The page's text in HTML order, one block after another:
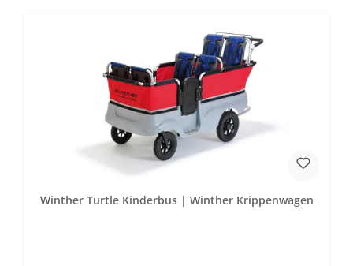
Winther Turtle Kinderbus | Winther Krippenwagen